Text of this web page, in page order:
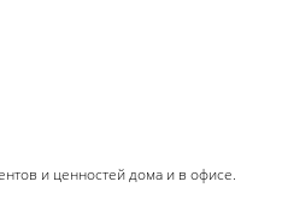
и ценностей дома и в офисе.